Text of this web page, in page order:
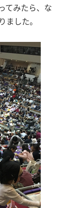
てみたら、な
した。